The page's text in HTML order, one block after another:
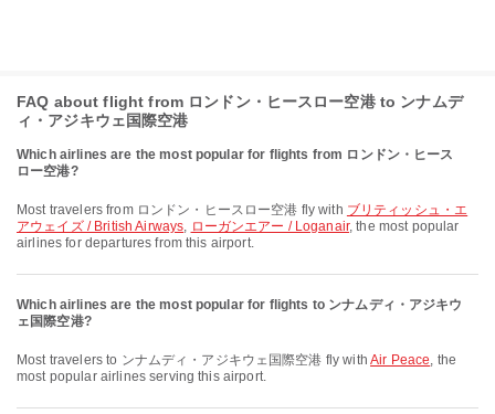
FAQ about flight from ロンドン・ヒースロー空港 to ンナムデ
ィ・アジキウェ国際空港
Which airlines are the most popular for flights from ロンドン・ヒース
ロー空港?
Most travelers from ロンドン・ヒースロー空港 fly with ブリティッシュ・エ
アウェイズ / British Airways, ローガンエアー / Loganair, the most popular
airlines for departures from this airport.
Which airlines are the most popular for flights to ンナムディ・アジキウ
ェ国際空港?
Most travelers to ンナムディ・アジキウェ国際空港 fly withAir Peace, the
most popular airlines serving this airport.